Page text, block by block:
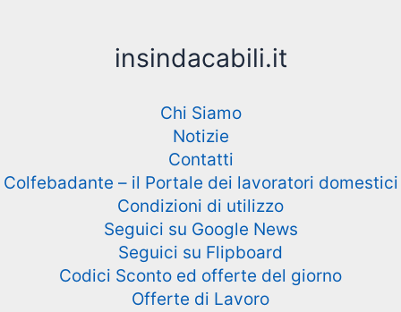
insindacabili.it
Chi Siamo
Notizie
Contatti
Colfebadante – il Portale dei lavoratori domestici
Condizioni di utilizzo
Seguici su Google News
Seguici su Flipboard
Codici Sconto ed offerte del giorno
Offerte di Lavoro